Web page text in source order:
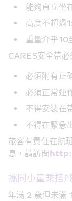
能夠直立坐
高度不超過
重量介乎10
CARES安全帶必
必須附有正
必須正常運
不得安裝在
不得在緊急
旅客有責任在航
息，請訪問
攜同小童乘搭
年滿 2 歲但未滿